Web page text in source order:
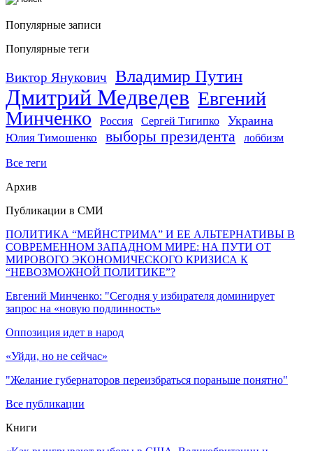
Популярные записи
Популярные теги
Виктор Янукович Владимир Путин
Дмитрий Медведев Евгений
Минченко
Россия Сергей Тигипко Украина
Юлия Тимошенко выборы президента лоббизм
Все теги
Архив
Публикации в СМИ
ПОЛИТИКА “МЕЙНСТРИМА” И ЕЕ АЛЬТЕРНАТИВЫ В
СОВРЕМЕННОМ ЗАПАДНОМ МИРЕ: НА ПУТИ ОТ
МИРОВОГО ЭКОНОМИЧЕСКОГО КРИЗИСА К
“НЕВОЗМОЖНОЙ ПОЛИТИКЕ”?
Евгений Минченко: "Сегодня у избирателя доминирует
запрос на «новую подлинность»
Оппозиция идет в народ
«Уйди, но не сейчас»
"Желание губернаторов переизбраться пораньше понятно"
Все публикации
Книги